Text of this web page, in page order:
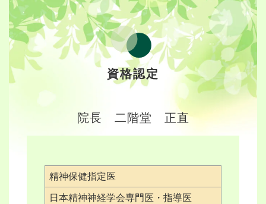
資格認定
院長 二階堂 正直
精神保健指定医
日本精神神経学会専門医・指導医